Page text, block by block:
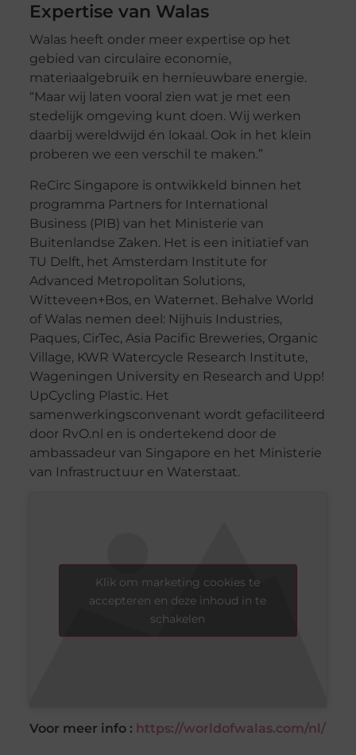
Expertise van Walas
Walas heeft onder meer expertise op het
gebied van circulaire economie,
materiaalgebruik en hernieuwbare energie.
“Maar wij laten vooral zien wat je met een
stedelijk omgeving kunt doen. Wij werken
daarbij wereldwijd én lokaal. Ook in het klein
proberen we een verschil te maken.”
ReCirc Singapore is ontwikkeld binnen het
programma Partners for International
Business (PIB) van het Ministerie van
Buitenlandse Zaken. Het is een initiatief van
TU Delft, het Amsterdam Institute for
Advanced Metropolitan Solutions,
Witteveen+Bos, en Waternet. Behalve World
of Walas nemen deel: Nijhuis Industries,
Paques, CirTec, Asia Pacific Breweries, Organic
Village, KWR Watercycle Research Institute,
Wageningen University en Research and Upp!
UpCycling Plastic. Het
samenwerkingsconvenant wordt gefaciliteerd
door RvO.nl en is ondertekend door de
ambassadeur van Singapore en het Ministerie
van Infrastructuur en Waterstaat.
Klik om marketing cookies te
accepteren en deze inhoud in te
schakelen
Voor meer info : https://worldofwalas.com/nl/